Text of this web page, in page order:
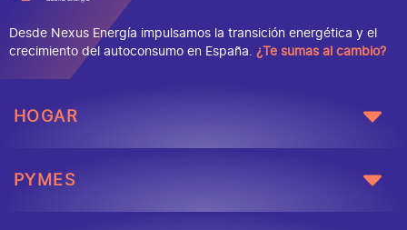
Desde Nexus Energía impulsamos la transición energética y el
crecimiento del autoconsumo en España. ¿Te sumas al cambio?
HOGAR
PYMES